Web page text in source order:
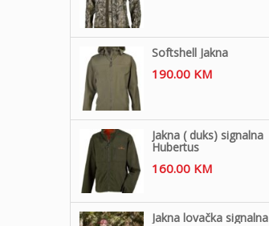
Softshell Jakna
190.00 KM
Jakna ( duks) signalna
Hubertus
160.00 KM
Jakna lovačka signalna